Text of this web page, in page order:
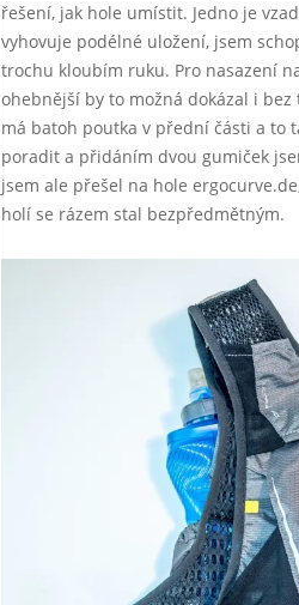
řešení, jak hole umístit. Jedno je
vyhovuje podélné uložení, jsem
trochu kloubím ruku. Pro nasazení
ohebnější by to možná dokázal i
má batoh poutka v přední části a to
poradit a přidáním dvou gumiček
jsem ale přešel na hole
holí se rázem stal bezpředmětným.